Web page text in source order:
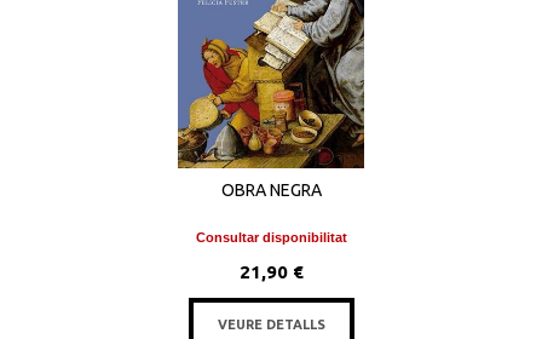
OBRA NEGRA
Consultar disponibilitat
21,90 €
VEURE DETALLS